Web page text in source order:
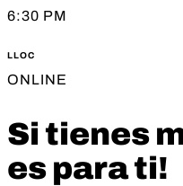
6:30 PM
LLOC
ONLINE
Si tienes
es para ti!